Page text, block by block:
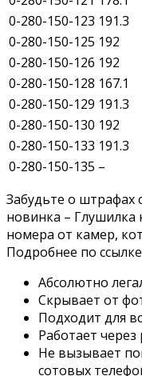
0-280-150-123 191.3
0-280-150-125 192
0-280-150-126 192
0-280-150-128 167.1
0-280-150-129 191.3
0-280-150-130 192
0-280-150-133 191.3
0-280-150-135 –
Забудьте о штрафах
новинка –
номера от камер,
Подробнее по
Абсолютно
Скрывает от
Подходит для
Работает
Не вызывает
сотовых